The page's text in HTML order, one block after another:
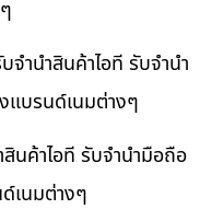
ำนำสินค้าไอที รับจำนำ
แบรนด์เนมต่างๆ
นค้าไอที รับจำนำมือถือ
เนมต่างๆ